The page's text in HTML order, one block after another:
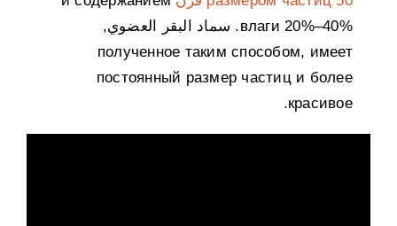
влаги 20%–40%. سماد البقر العضوي,
полученное таким способом, имеет
постоянный размер частиц и более
красивое
.